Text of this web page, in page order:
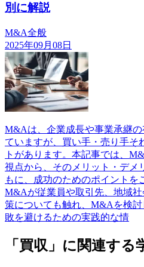
別に解説
M&A全般
2025年09月08日
M&Aは、企業成長や事業承継
ていますが、買い手・売り手そ
トがあります。本記事では、
視点から、そのメリット・デメ
もに、成功のためのポイントを
M&Aが従業員や取引先、地域
策についても触れ、M&Aを検
敗を避けるための実践的な情
「買収」に関連す